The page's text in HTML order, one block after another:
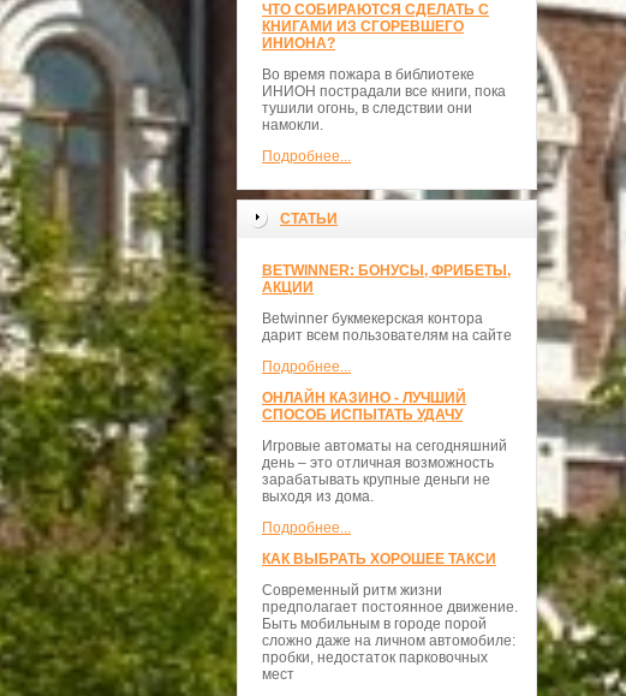
ЧТО СОБИРАЮТСЯ СДЕЛАТЬ С
КНИГАМИ ИЗ СГОРЕВШЕГО
ИНИОНА?
Во время пожара в библиотеке
ИНИОН пострадали все книги, пока
тушили огонь, в следствии они
намокли.
Подробнее...
СТАТЬИ
BETWINNER: БОНУСЫ, ФРИБЕТЫ,
АКЦИИ
Betwinner букмекерская контора
дарит всем пользователям на сайте
Подробнее...
ОНЛАЙН КАЗИНО - ЛУЧШИЙ
СПОСОБ ИСПЫТАТЬ УДАЧУ
Игровые автоматы на сегодняшний
день – это отличная возможность
зарабатывать крупные деньги не
выходя из дома.
Подробнее...
КАК ВЫБРАТЬ ХОРОШЕЕ ТАКСИ
Современный ритм жизни
предполагает постоянное движение.
Быть мобильным в городе порой
сложно даже на личном автомобиле:
пробки, недостаток парковочных
мест